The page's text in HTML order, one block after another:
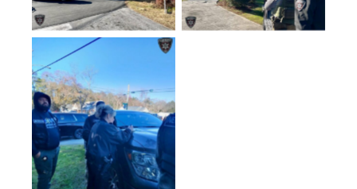
No Caption